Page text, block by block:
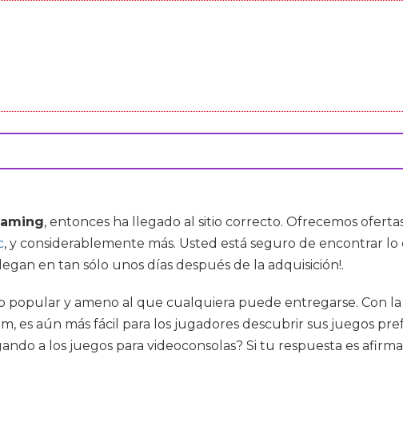
, entonces ha llegado al sitio correcto. Ofrecemos
, y considerablemente más. Usted está seguro de encontrar
en tan sólo unos días después de la adquisición!.
popular y ameno al que cualquiera puede entregarse. Con
aún más fácil para los jugadores descubrir sus juegos
a los juegos para videoconsolas? Si tu respuesta es